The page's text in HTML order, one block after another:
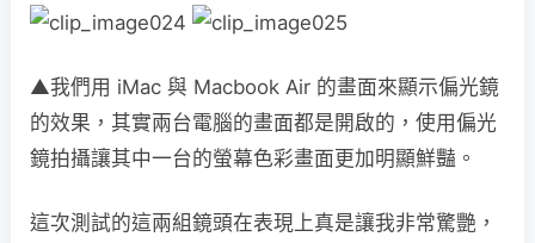
▲我們用 iMac 與 Macbook Air 的畫面來顯示偏光鏡
的效果，其實兩台電腦的畫面都是開啟的，使用偏光
鏡拍攝讓其中一台的螢幕色彩畫面更加明顯鮮豔。
這次測試的這兩組鏡頭在表現上真是讓我非常驚艷，